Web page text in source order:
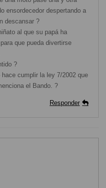
ensordecedor despertando a
descansar ?
al que su papá ha
que pueda divertirse
?
hace cumplir la ley 7/2002 que
el Bando. ?
Responder